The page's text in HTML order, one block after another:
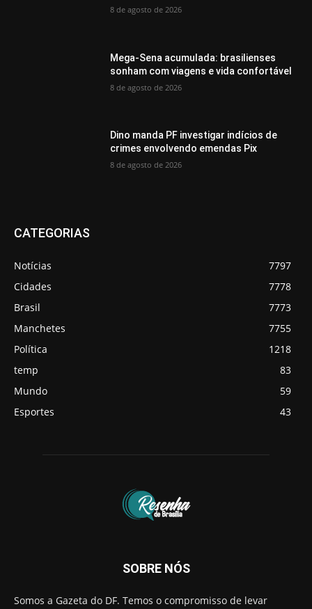
8 de agosto de 2026
Mega-Sena acumulada: brasilienses
sonham com viagens e vida confortável
8 de agosto de 2026
Dino manda PF investigar indícios de
crimes envolvendo emendas Pix
8 de agosto de 2026
CATEGORIAS
Notícias
7797
Cidades
7778
Brasil
7773
Manchetes
7755
Política
1218
temp
83
Mundo
59
Esportes
43
SOBRE NÓS
Somos a Gazeta do DF. Temos o compromisso de levar